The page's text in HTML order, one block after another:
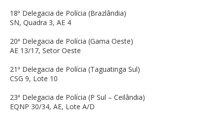
18ª Delegacia de Polícia (Brazlândia)
SN, Quadra 3, AE 4
20ª Delegacia de Polícia (Gama Oeste)
AE 13/17, Setor Oeste
21ª Delegacia de Polícia (Taguatinga Sul)
CSG 9, Lote 10
23ª Delegacia de Polícia (P Sul – Ceilândia)
EQNP 30/34, AE, Lote A/D